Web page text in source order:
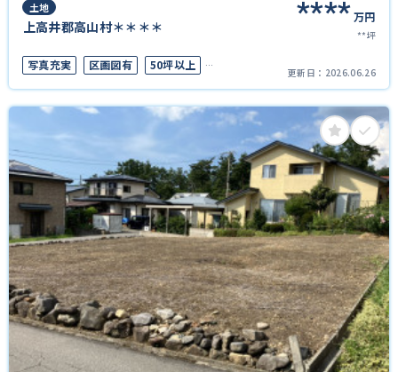
土地
上高井郡高山村＊＊＊＊ ****万円
**坪
写真充実 区画図有
50坪以上
接道6ｍ以上
上下水道完備
更新日： 2026.06.26